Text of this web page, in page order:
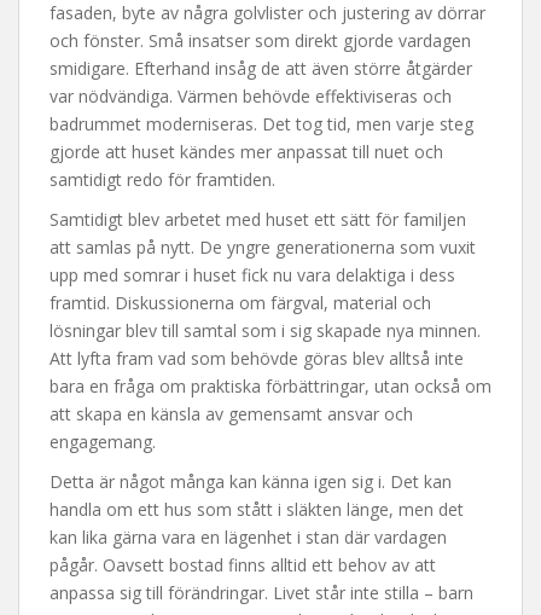
fasaden, byte av några golvlister och justering av dörrar
och fönster. Små insatser som direkt gjorde vardagen
smidigare. Efterhand insåg de att även större åtgärder
var nödvändiga. Värmen behövde effektiviseras och
badrummet moderniseras. Det tog tid, men varje steg
gjorde att huset kändes mer anpassat till nuet och
samtidigt redo för framtiden.
Samtidigt blev arbetet med huset ett sätt för familjen
att samlas på nytt. De yngre generationerna som vuxit
upp med somrar i huset fick nu vara delaktiga i dess
framtid. Diskussionerna om färgval, material och
lösningar blev till samtal som i sig skapade nya minnen.
Att lyfta fram vad som behövde göras blev alltså inte
bara en fråga om praktiska förbättringar, utan också om
att skapa en känsla av gemensamt ansvar och
engagemang.
Detta är något många kan känna igen sig i. Det kan
handla om ett hus som stått i släkten länge, men det
kan lika gärna vara en lägenhet i stan där vardagen
pågår. Oavsett bostad finns alltid ett behov av att
anpassa sig till förändringar. Livet står inte stilla – barn